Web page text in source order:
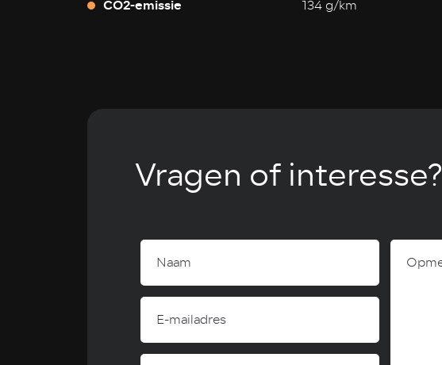
CO2-emissie 134 g/km
Vragen of interesse?